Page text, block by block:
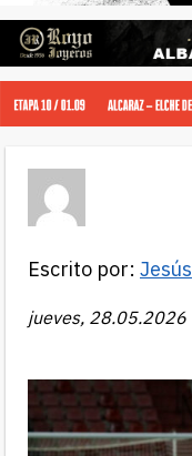
Escrito por: Jesús
jueves, 28.05.2026